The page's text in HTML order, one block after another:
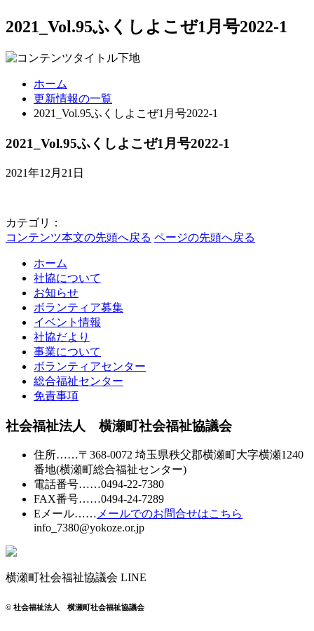
2021_Vol.95ふくしよこぜ1月号2022-1
ホーム
更新情報の一覧
2021_Vol.95ふくしよこぜ1月号2022-1
2021_Vol.95ふくしよこぜ1月号2022-1
2021年12月21日
カテゴリ：
コンテンツ本文の先頭へ戻る ページの先頭へ戻る
ホーム
社協について
お知らせ
ボランティア募集
イベント情報
社協だより
事業について
ボランティアセンター
総合福祉センター
免責事項
社会福祉法人 横瀬町社会福祉協議会
住所……〒368-0072 埼玉県秩父郡横瀬町大字横瀬1240
番地(横瀬町総合福祉センター)
電話番号……0494-22-7380
FAX番号……0494-24-7289
Eメール…… メールでのお問合せはこちら
info_7380@yokoze.or.jp
横瀬町社会福祉協議会 LINE
© 社会福祉法人 横瀬町社会福祉協議会